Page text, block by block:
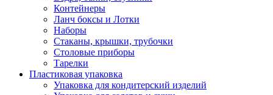
Контейнеры
Ланч боксы и Лотки
Наборы
Стаканы, крышки, трубочки
Столовые приборы
Тарелки
Пластиковая упаковка
Упаковка для кондитерский изделий